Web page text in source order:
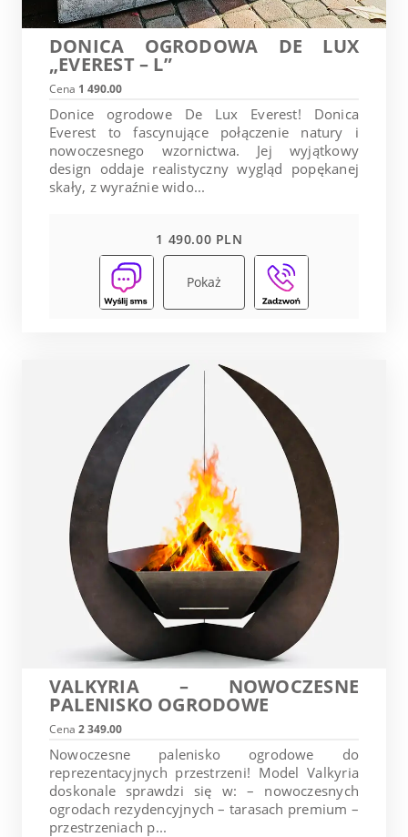
DONICA OGRODOWA DE LUX
„EVEREST – L”
Cena 1 490.00
Donice ogrodowe De Lux Everest! Donica
Everest to fascynujące połączenie natury i
nowoczesnego wzornictwa. Jej wyjątkowy
design oddaje realistyczny wygląd popękanej
skały, z wyraźnie wido...
1 490.00 PLN
Pokaż
VALKYRIA – NOWOCZESNE
PALENISKO OGRODOWE
Cena 2 349.00
Nowoczesne palenisko ogrodowe do
reprezentacyjnych przestrzeni! Model Valkyria
doskonale sprawdzi się w: – nowoczesnych
ogrodach rezydencyjnych – tarasach premium –
przestrzeniach p...